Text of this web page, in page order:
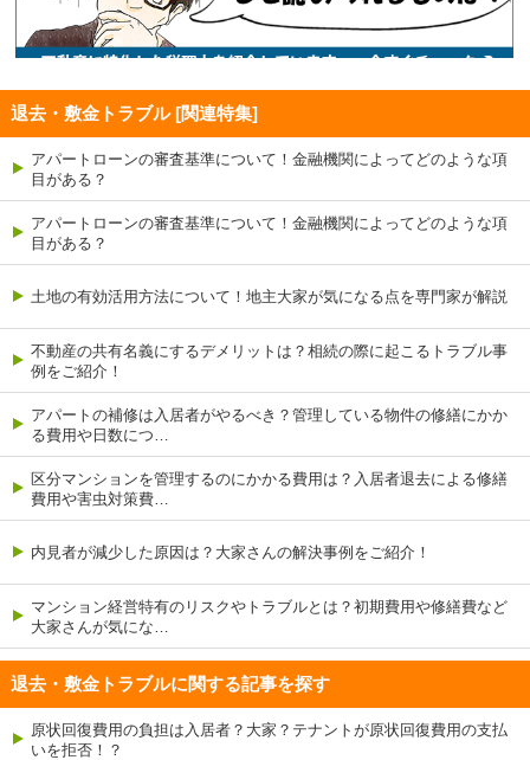
退去・敷金トラブル [関連特集]
アパートローンの審査基準について！金融機関によってどのような項
目がある？
アパートローンの審査基準について！金融機関によってどのような項
目がある？
土地の有効活用方法について！地主大家が気になる点を専門家が解説
不動産の共有名義にするデメリットは？相続の際に起こるトラブル事
例をご紹介！
アパートの補修は入居者がやるべき？管理している物件の修繕にかか
る費用や日数につ…
区分マンションを管理するのにかかる費用は？入居者退去による修繕
費用や害虫対策費…
内見者が減少した原因は？大家さんの解決事例をご紹介！
マンション経営特有のリスクやトラブルとは？初期費用や修繕費など
大家さんが気にな…
退去・敷金トラブルに関する記事を探す
原状回復費用の負担は入居者？大家？テナントが原状回復費用の支払
いを拒否！？